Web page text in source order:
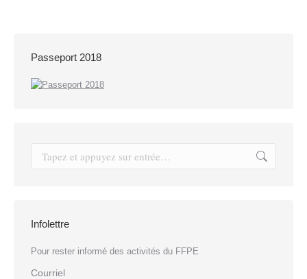
Passeport 2018
Infolettre
Pour rester informé des activités du FFPE
Courriel